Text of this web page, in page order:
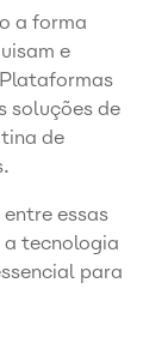
a forma
e
soluções de
de
essas
a tecnologia
para